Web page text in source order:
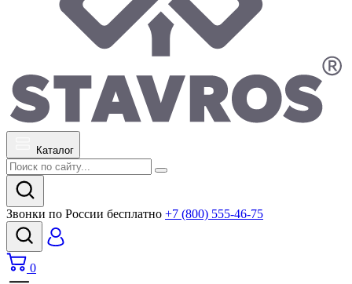
Каталог
Звонки по России бесплатно +7 (800) 555-46-75
0